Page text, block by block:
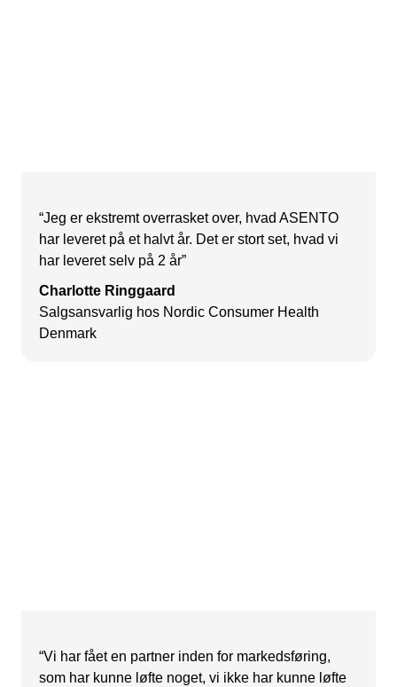
“Jeg er ekstremt overrasket over, hvad ASENTO
har leveret på et halvt år. Det er stort set, hvad vi
har leveret selv på 2 år”
Charlotte Ringgaard
Salgsansvarlig hos Nordic Consumer Health
Denmark
“Vi har fået en partner inden for markedsføring,
som har kunne løfte noget, vi ikke har kunne løfte